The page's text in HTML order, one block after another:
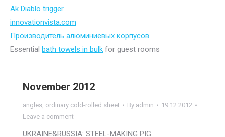
Ak Diablo trigger
innovationvista.com
Производитель алюминиевых корпусов
Essential bath towels in bulk for guest rooms
November 2012
angles, ordinary cold-rolled sheet By admin
19.12.2012
Leave a comment
UKRAINE&RUSSIA: STEEL-MAKING PIG